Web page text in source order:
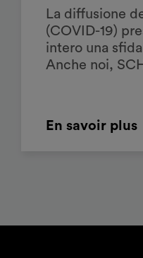
La diffusione
(COVID-19)
intero una
Anche noi,
En savoir plus